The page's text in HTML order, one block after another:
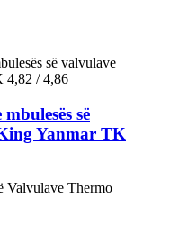
së
Yanmar TK
Valvulave Thermo